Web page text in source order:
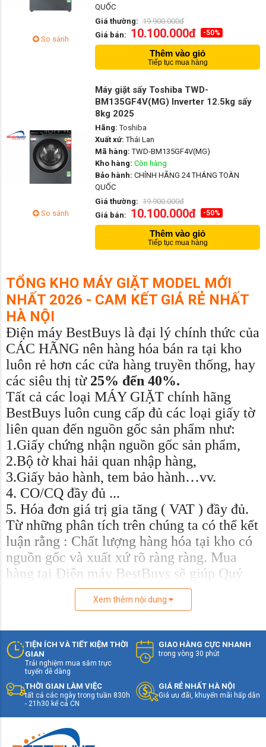
So sánh
QUỐC
Giá thường: 19.900.000đ
Giá bán: 10.100.000đ -50%
Thêm vào giỏ
Tiếp tục mua hàng
So sánh
Máy giặt sấy Toshiba TWD-
BM135GF4V(MG) Inverter 12.5kg sấy
8kg 2025
Hãng: Toshiba
Xuất xứ: Thái Lan
Mã hàng: TWD-BM135GF4V(MG)
Kho hàng: Còn hàng
Bảo hành: CHÍNH HÃNG 24 THÁNG TOÀN
QUỐC
Giá thường: 19.900.000đ
Giá bán: 10.100.000đ -50%
Thêm vào giỏ
Tiếp tục mua hàng
TỔNG KHO MÁY GIẶT MODEL MỚI
NHẤT 2026 - CAM KẾT GIÁ RẺ NHẤT
HÀ NỘI
Điện máy BestBuys là đại lý chính thức của
CÁC HÃNG nên hàng hóa bán ra tại kho
luôn rẻ hơn các cửa hàng truyền thống, hay
các siêu thị từ 25% đến 40%.
Tất cả các loại MÁY GIẶT chính hãng
BestBuys luôn cung cấp đủ các loại giấy tờ
liên quan đến nguồn gốc sản phẩm như:
1.Giấy chứng nhận nguồn gốc sản phẩm,
2.Bộ tờ khai hải quan nhập hàng,
3.Giấy bảo hành, tem bảo hành…vv.
4. CO/CQ đầy đủ ...
5. Hóa đơn giá trị gia tăng ( VAT ) đầy đủ.
Từ những phân tích trên chúng ta có thể kết
luận rằng : Chất lượng hàng hóa tại kho có
nguồn gốc và xuất xứ rõ ràng ràng. Mua
hàng tại Điện máy BestBuys sẽ giúp Quý
khách tiết kiệm từ 25% đến 40% chi phí so
với của hàng và Siêu thị điện máy.
Xem thêm nội dung
TIỆN ÍCH VÀ TIẾT KIỆM THỜI
GIAN
Trải nghiệm mua sắm trực
tuyến dễ dàng
GIAO HÀNG CỰC NHANH
trong vòng 30 phút
THỜI GIAN LÀM VIỆC
tất cả các ngày trong tuần 830h
- 21h30 kể cả CN
GIÁ RẺ NHẤT HÀ NỘI
Giá ưu đãi, khuyến mãi hấp dẫn